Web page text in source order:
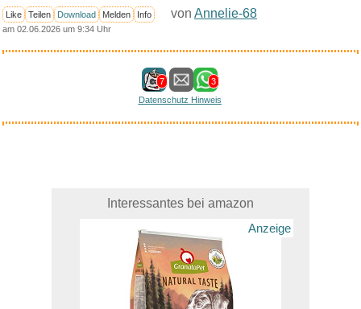
Like Teilen Download Melden Info von Annelie-68
am 02.06.2026 um 9:34 Uhr
7
3
Datenschutz Hinweis
Interessantes bei amazon
Anzeige